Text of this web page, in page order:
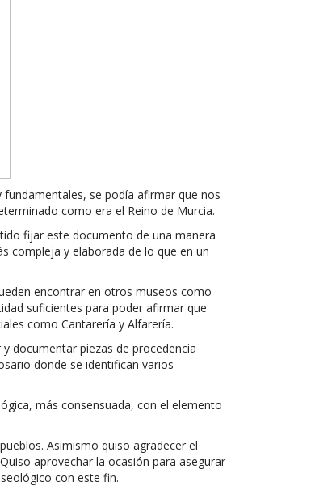
se podía afirmar que nos
como era el Reino de Murcia.
fijar este documento de una manera
compleja y elaborada de lo que en un
encontrar en otros museos como
suficientes para poder afirmar que
como Cantarería y Alfarería.
documentar piezas de procedencia
donde se identifican varios
más consensuada, con el elemento
Asimismo quiso agradecer el
aprovechar la ocasión para asegurar
con este fin.